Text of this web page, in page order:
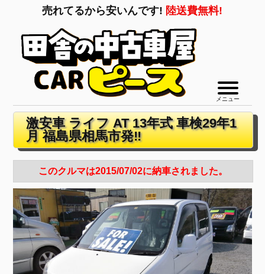
売れてるから安いんです! 陸送費無料!
メニュー
激安車 ライフ AT 13年式 車検29年1
月 福島県相馬市発‼
このクルマは2015/07/02に納車されました。